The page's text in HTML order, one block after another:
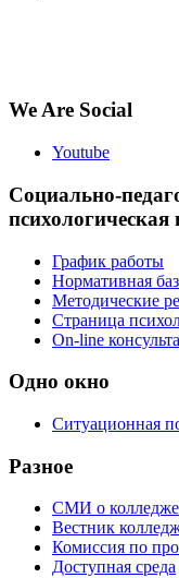
We Are Social
Youtube
Социально-
психологическая
График работы
Нормативная
Методические
Страница
On-line
Одно окно
Ситуационная
Разное
СМИ о колледже
Вестник
Комиссия по
Доступная среда